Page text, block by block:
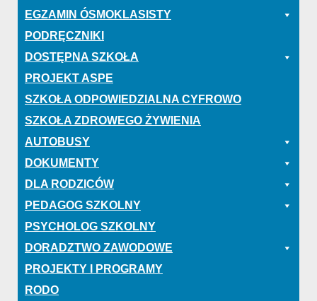
EGZAMIN ÓSMOKLASISTY
PODRĘCZNIKI
DOSTĘPNA SZKOŁA
PROJEKT ASPE
SZKOŁA ODPOWIEDZIALNA CYFROWO
SZKOŁA ZDROWEGO ŻYWIENIA
AUTOBUSY
DOKUMENTY
DLA RODZICÓW
PEDAGOG SZKOLNY
PSYCHOLOG SZKOLNY
DORADZTWO ZAWODOWE
PROJEKTY I PROGRAMY
RODO